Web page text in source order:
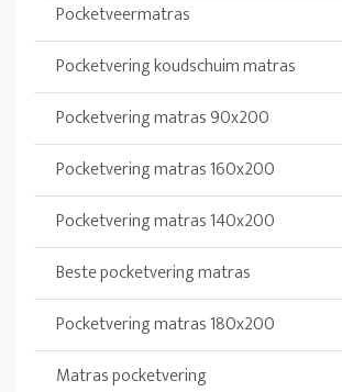
Pocketveermatras
Pocketvering koudschuim matras
Pocketvering matras 90x200
Pocketvering matras 160x200
Pocketvering matras 140x200
Beste pocketvering matras
Pocketvering matras 180x200
Matras pocketvering